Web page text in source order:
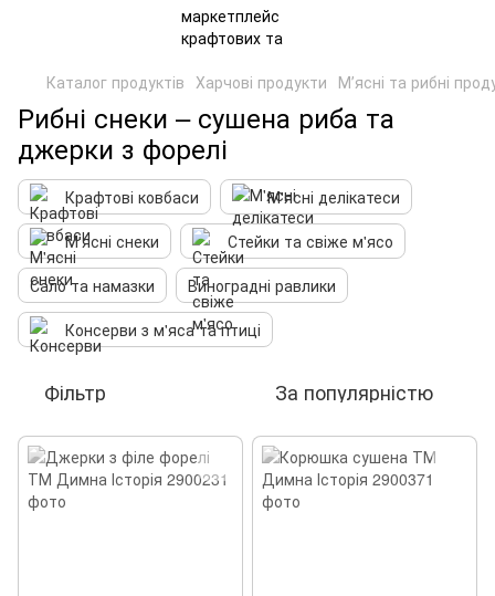
Каталог продуктів Харчові продукти Мʼясні та рибні
Рибні снеки – сушена риба та
джерки з форелі
Крафтові ковбаси
М'ясні делікатеси
М'ясні снеки
Стейки та свіже м'ясо
Сало та намазки
Виноградні равлики
Консерви з м'яса та птиці
Фільтр За популярністю